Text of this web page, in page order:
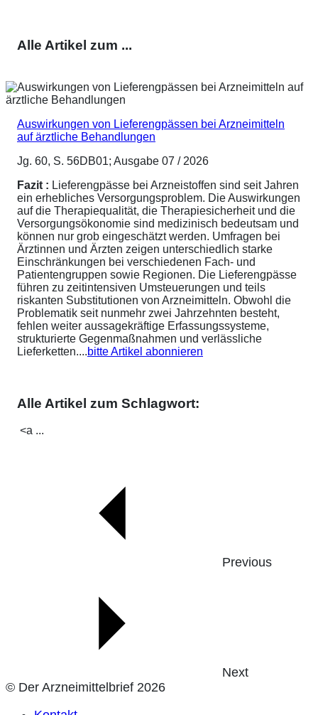
Alle Artikel zum ...
Auswirkungen von Lieferengpässen bei Arzneimitteln
auf ärztliche Behandlungen
Jg. 60, S. 56DB01; Ausgabe 07 / 2026
Fazit : Lieferengpässe bei Arzneistoffen sind seit Jahren
ein erhebliches Versorgungsproblem. Die Auswirkungen
auf die Therapiequalität, die Therapiesicherheit und die
Versorgungsökonomie sind medizinisch bedeutsam und
können nur grob eingeschätzt werden. Umfragen bei
Ärztinnen und Ärzten zeigen unterschiedlich starke
Einschränkungen bei verschiedenen Fach- und
Patientengruppen sowie Regionen. Die Lieferengpässe
führen zu zeitintensiven Umsteuerungen und teils
riskanten Substitutionen von Arzneimitteln. Obwohl die
Problematik seit nunmehr zwei Jahrzehnten besteht,
fehlen weiter aussagekräftige Erfassungssysteme,
strukturierte Gegenmaßnahmen und verlässliche
Lieferketten....bitte Artikel abonnieren
Alle Artikel zum Schlagwort:
<a ...
Previous
Next
© Der Arzneimittelbrief 2026